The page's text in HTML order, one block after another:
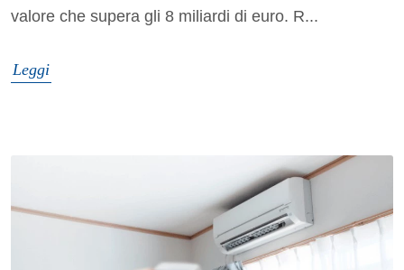
valore che supera gli 8 miliardi di euro. R...
Leggi